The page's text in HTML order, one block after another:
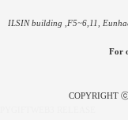
ILSIN building ,F5~6,11,
For
COPYRIGHT ⓒ